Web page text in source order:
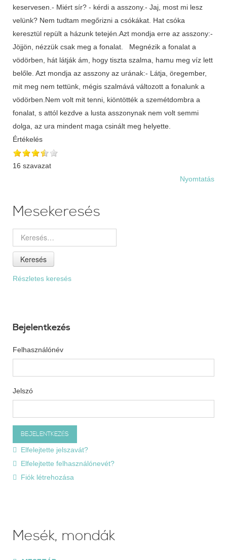
keservesen.- Miért sír? - kérdi a asszony.- Jaj, most mi lesz
velünk? Nem tudtam megőrizni a csókákat. Hat csóka
keresztül repült a házunk tetején.Azt mondja erre az asszony:-
Jöjjön, nézzük csak meg a fonalat. Megnézik a fonalat a
vödörben, hát látják ám, hogy tiszta szalma, hamu meg víz lett
belőle. Azt mondja az asszony az urának:- Látja, öregember,
mit meg nem tettünk, mégis szalmává változott a fonalunk a
vödörben.Nem volt mit tenni, kiöntötték a szemétdombra a
fonalat, s attól kezdve a lusta asszonynak nem volt semmi
dolga, az ura mindent maga csinált meg helyette.
Értékelés
16 szavazat
Nyomtatás
Mesekeresés
Keresés
Részletes keresés
Bejelentkezés
Felhasználónév
Jelszó
Elfelejtette jelszavát?
Elfelejtette felhasználónevét?
Fiók létrehozása
Mesék, mondák